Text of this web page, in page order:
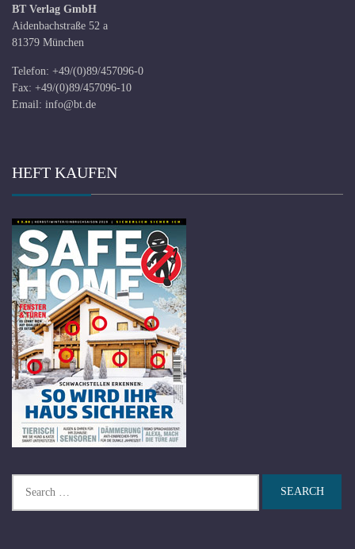
BT Verlag GmbH
Aidenbachstraße 52 a
81379 München
Telefon: +49/(0)89/457096-0
Fax: +49/(0)89/457096-10
Email: info@bt.de
HEFT KAUFEN
for: